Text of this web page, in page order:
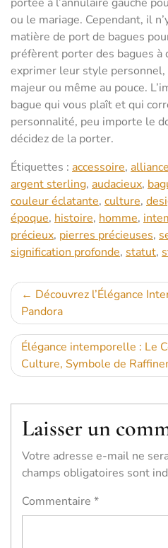
ou le mariage. Cependant, il
matière de port de bagues
préfèrent porter des bagues à
exprimer leur style personnel,
majeur ou même au pouce.
bague qui vous plaît et qui
personnalité, peu importe le
décidez de la porter.
Étiquettes : accessoire,
argent sterling, audacieux,
couleur éclatante, culture,
époque, histoire, homme,
précieux, pierres précieuses,
signification profonde, statut,
Navigation
de
l’article
Découvrez l’Élégance
Pandora
Élégance intemporelle : Le
Culture, Symbole de
Laisser un
Votre adresse e-mail ne
champs obligatoires sont
Commentaire *